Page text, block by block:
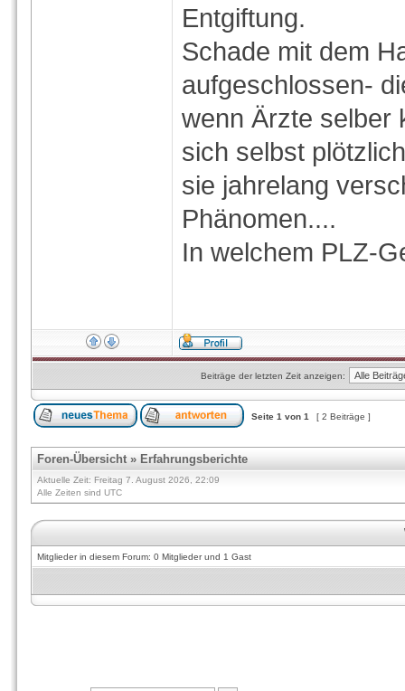
Entgiftung.
Schade mit dem
aufgeschlossen-
wenn Ärzte selber
sich selbst
sie jahrelang
Phänomen....
In welchem PLZ-
Beiträge der letzten Zeit anzeigen:
Seite 1 von 1 [ 2 Beiträge ]
Foren-Übersicht» Erfahrungsberichte
Aktuelle Zeit: Freitag 7. August 2026, 22:09
Alle Zeiten sind UTC
Mitglieder in diesem Forum: 0 Mitglieder und 1 Gast